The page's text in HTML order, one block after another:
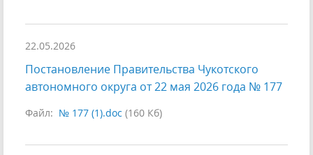
22.05.2026
Постановление Правительства Чукотского
автономного округа от 22 мая 2026 года № 177
Файл: № 177 (1).doc (160 Кб)